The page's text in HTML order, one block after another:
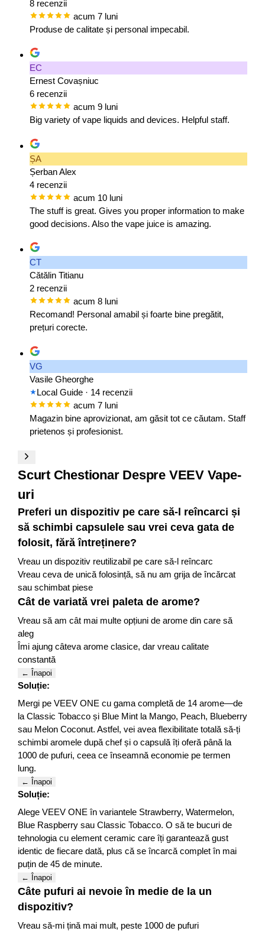
8 recenzii
acum 7 luni
Produse de calitate și personal impecabil.
EC
Ernest Covașniuc
6 recenzii
acum 9 luni
Big variety of vape liquids and devices. Helpful staff.
ȘA
Șerban Alex
4 recenzii
acum 10 luni
The stuff is great. Gives you proper information to make
good decisions. Also the vape juice is amazing.
CT
Cătălin Titianu
2 recenzii
acum 8 luni
Recomand! Personal amabil și foarte bine pregătit,
prețuri corecte.
VG
Vasile Gheorghe
Local Guide · 14 recenzii
acum 7 luni
Magazin bine aprovizionat, am găsit tot ce căutam. Staff
prietenos și profesionist.
Scurt Chestionar Despre VEEV Vape-
uri
Preferi un dispozitiv pe care să-l reîncarci și
să schimbi capsulele sau vrei ceva gata de
folosit, fără întreținere?
Vreau un dispozitiv reutilizabil pe care să-l reîncarc
Vreau ceva de unică folosință, să nu am grija de încărcat
sau schimbat piese
Cât de variată vrei paleta de arome?
Vreau să am cât mai multe opțiuni de arome din care să
aleg
Îmi ajung câteva arome clasice, dar vreau calitate
constantă
← Înapoi
Soluție:
Mergi pe VEEV ONE cu gama completă de 14 arome—de
la Classic Tobacco și Blue Mint la Mango, Peach, Blueberry
sau Melon Coconut. Astfel, vei avea flexibilitate totală să-ți
schimbi aromele după chef și o capsulă îți oferă până la
1000 de pufuri, ceea ce înseamnă economie pe termen
lung.
← Înapoi
Soluție:
Alege VEEV ONE în variantele Strawberry, Watermelon,
Blue Raspberry sau Classic Tobacco. O să te bucuri de
tehnologia cu element ceramic care îți garantează gust
identic de fiecare dată, plus că se încarcă complet în mai
puțin de 45 de minute.
← Înapoi
Câte pufuri ai nevoie în medie de la un
dispozitiv?
Vreau să-mi țină mai mult, peste 1000 de pufuri